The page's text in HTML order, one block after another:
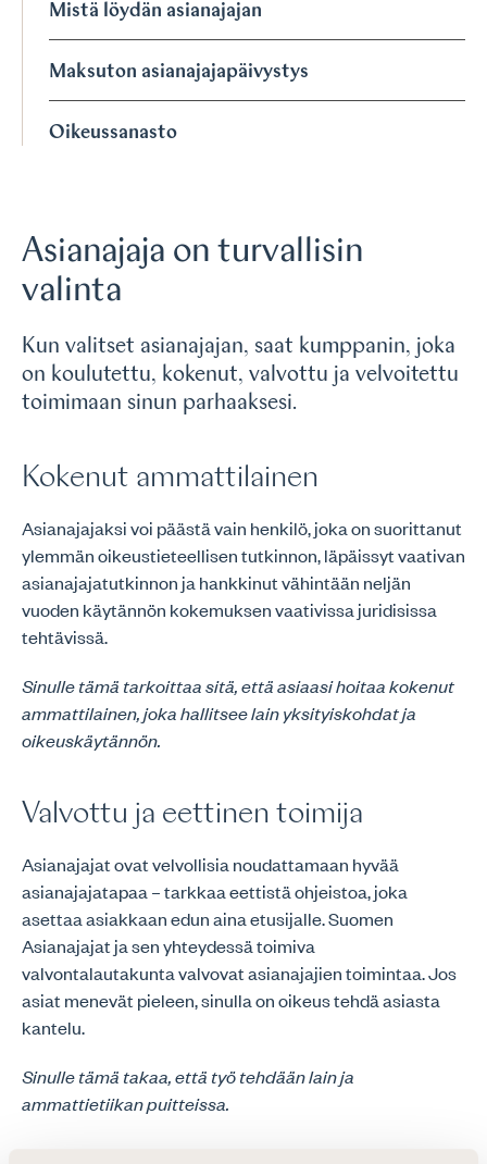
Mistä löydän asianajajan
Maksuton asianajajapäivystys
Oikeussanasto
Asianajaja on turvallisin
valinta
Kun valitset asianajajan, saat kumppanin, joka
on koulutettu, kokenut, valvottu ja velvoitettu
toimimaan sinun parhaaksesi.
Kokenut ammattilainen
Asianajajaksi voi päästä vain henkilö, joka on suorittanut
ylemmän oikeustieteellisen tutkinnon, läpäissyt vaativan
asianajajatutkinnon ja hankkinut vähintään neljän
vuoden käytännön kokemuksen vaativissa juridisissa
tehtävissä.
Sinulle tämä tarkoittaa sitä, että asiaasi hoitaa kokenut
ammattilainen, joka hallitsee lain yksityiskohdat ja
oikeuskäytännön.
Valvottu ja eettinen toimija
Asianajajat ovat velvollisia noudattamaan hyvää
asianajajatapaa – tarkkaa eettistä ohjeistoa, joka
asettaa asiakkaan edun aina etusijalle. Suomen
Asianajajat ja sen yhteydessä toimiva
valvontalautakunta valvovat asianajajien toimintaa. Jos
asiat menevät pieleen, sinulla on oikeus tehdä asiasta
kantelu.
Sinulle tämä takaa, että työ tehdään lain ja
ammattietiikan puitteissa.